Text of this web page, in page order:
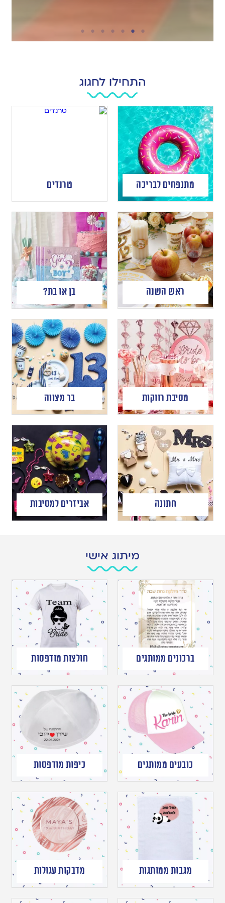
התחילו לחגוג
מתנפחים לבריכה טרנדים
ראש השנה בן או בת?
מסיבת רווקות בר מצווה
חתונה אביזרים למסיבות
מיתוג אישי
ברכונים ממותגים חולצות מודפסות
כובעים ממותגים כיפות מודפסות
מגבות ממותגות מדבקות עגולות